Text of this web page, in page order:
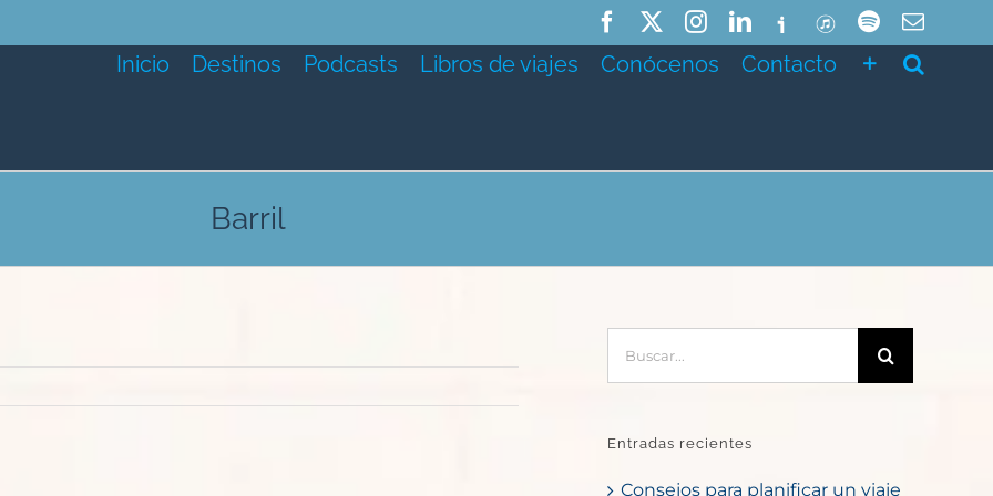
FacebookInstagramLinkedIn
IvooxITunesSpotifyCorreo
Inicio Destinos Podcasts Libros de viajes Conócenos Contacto
Barril
Entradas recientes
Consejos para planificar un viaje